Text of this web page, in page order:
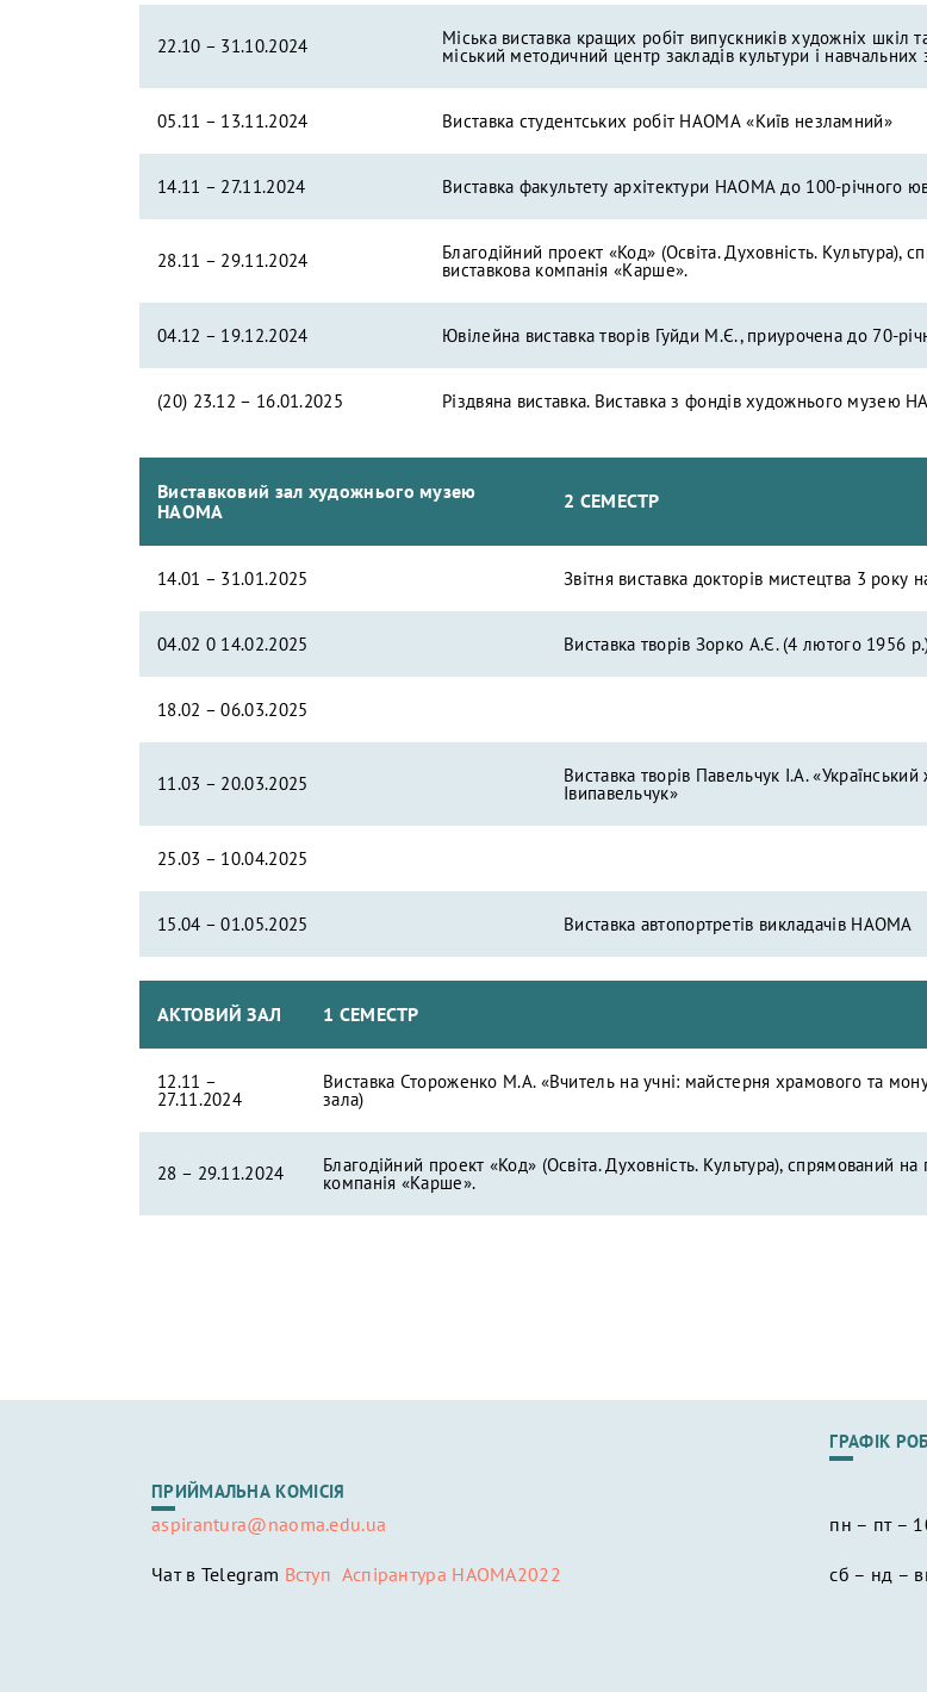
22.10 – 31.10.2024 Міська виставка кращих робіт випускників художніх шкіл
міський методичний центр закладів культури і навчальних
05.11 – 13.11.2024 Виставка студентських робіт НАОМА «Київ незламний»
14.11 – 27.11.2024 Виставка факультету архітектури НАОМА до 100-річного
28.11 – 29.11.2024 Благодійний проект «Код» (Освіта. Духовність. Культура),
виставкова компанія «Карше».
04.12 – 19.12.2024 Ювілейна виставка творів Гуйди М.Є., приурочена до 70-
(20) 23.12 – 16.01.2025 Різдвяна виставка. Виставка з фондів художнього музею
Виставковий зал художнього музею
НАОМА
2 СЕМЕСТР
14.01 – 31.01.2025 Звітня виставка докторів мистецтва 3 року
04.02 0 14.02.2025 Виставка творів Зорко А.Є. (4 лютого 1956
18.02 – 06.03.2025
11.03 – 20.03.2025 Виставка творів Павельчук І.А.
Івипавельчук»
25.03 – 10.04.2025
15.04 – 01.05.2025 Виставка автопортретів викладачів НАОМА
АКТОВИЙ ЗАЛ 1 СЕМЕСТР
12.11 –
27.11.2024
Виставка Стороженко М.А. «Вчитель на учні: майстерня храмового та
зала)
28 – 29.11.2024 Благодійний проект «Код» (Освіта. Духовність. Культура), спрямований
компанія «Карше».
ПРИЙМАЛЬНА КОМІСІЯ
aspirantura@naoma.edu.ua
Чат в Telegram Вступ Аспірантура НАОМА2022
ГРАФІК
пн – пт –
сб – нд –